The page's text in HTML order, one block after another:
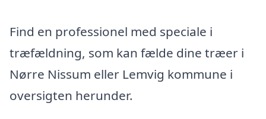
Find en professionel med speciale i
træfældning, som kan fælde dine træer i
Nørre Nissum eller Lemvig kommune i
oversigten herunder.